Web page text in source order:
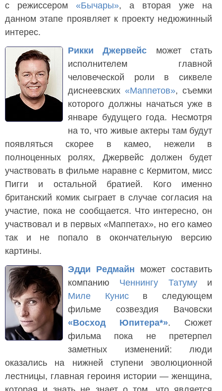
с режиссером «Бычары», а вторая уже на
данном этапе проявляет к проекту недюжинный
интерес.
Рикки Джервейс может стать
исполнителем главной
человеческой роли в сиквеле
диснеевских «Маппетов», съемки
которого должны начаться уже в
январе будущего года. Несмотря
на то, что живые актеры там будут
появляться скорее в камео, нежели в
полноценных ролях, Джервейс должен будет
участвовать в фильме наравне с Кермитом, мисс
Пигги и остальной братией. Кого именно
британский комик сыграет в случае согласия на
участие, пока не сообщается. Что интересно, он
участвовал и в первых «Маппетах», но его камео
так и не попало в окончательную версию
картины.
Эдди Редмайн может составить
компанию Ченнингу Татумуи
Миле Кунисв следующем
фильме созвездия Вачовски
«Восход Юпитера*». Сюжет
фильма пока не претерпел
заметных изменений: люди
оказались на нижней ступени эволюционной
лестницы, главная героиня истории — женщина,